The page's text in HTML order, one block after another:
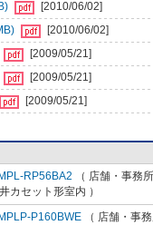
[2010/06/02]
[2010/06/02]
[2009/05/21]
[2009/05/21]
[2009/05/21]
MPL-RP56BA2 （ 店舗・事務
カセット形室内 ）
MPLP-P160BWE （ 店舗・事